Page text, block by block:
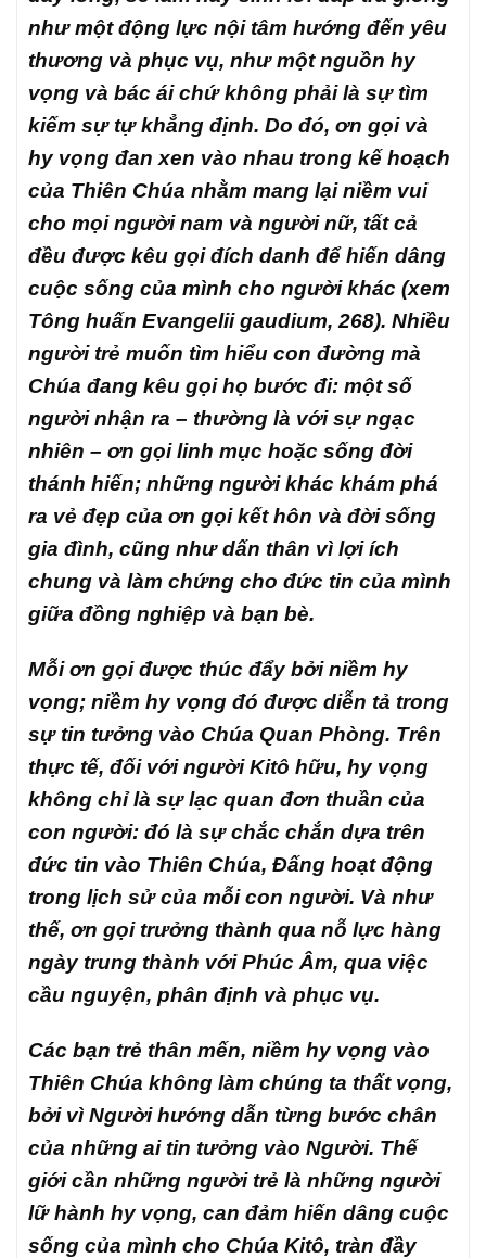
như một động lực nội tâm hướng đến yêu
thương và phục vụ, như một nguồn hy
vọng và bác ái chứ không phải là sự tìm
kiếm sự tự khẳng định. Do đó, ơn gọi và
hy vọng đan xen vào nhau trong kế hoạch
của Thiên Chúa nhằm mang lại niềm vui
cho mọi người nam và người nữ, tất cả
đều được kêu gọi đích danh để hiến dâng
cuộc sống của mình cho người khác (xem
Tông huấn Evangelii gaudium, 268). Nhiều
người trẻ muốn tìm hiểu con đường mà
Chúa đang kêu gọi họ bước đi: một số
người nhận ra – thường là với sự ngạc
nhiên – ơn gọi linh mục hoặc sống đời
thánh hiến; những người khác khám phá
ra vẻ đẹp của ơn gọi kết hôn và đời sống
gia đình, cũng như dấn thân vì lợi ích
chung và làm chứng cho đức tin của mình
giữa đồng nghiệp và bạn bè.
Mỗi ơn gọi được thúc đẩy bởi niềm hy
vọng; niềm hy vọng đó được diễn tả trong
sự tin tưởng vào Chúa Quan Phòng. Trên
thực tế, đối với người Kitô hữu, hy vọng
không chỉ là sự lạc quan đơn thuần của
con người: đó là sự chắc chắn dựa trên
đức tin vào Thiên Chúa, Đấng hoạt động
trong lịch sử của mỗi con người. Và như
thế, ơn gọi trưởng thành qua nỗ lực hàng
ngày trung thành với Phúc Âm, qua việc
cầu nguyện, phân định và phục vụ.
Các bạn trẻ thân mến, niềm hy vọng vào
Thiên Chúa không làm chúng ta thất vọng,
bởi vì Người hướng dẫn từng bước chân
của những ai tin tưởng vào Người. Thế
giới cần những người trẻ là những người
lữ hành hy vọng, can đảm hiến dâng cuộc
sống của mình cho Chúa Kitô, tràn đầy